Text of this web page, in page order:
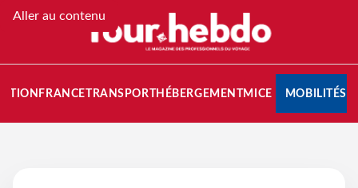
Aller au contenu
FRANCETRANSPORT HÉBERGEMENTMICE MOBILITÉS